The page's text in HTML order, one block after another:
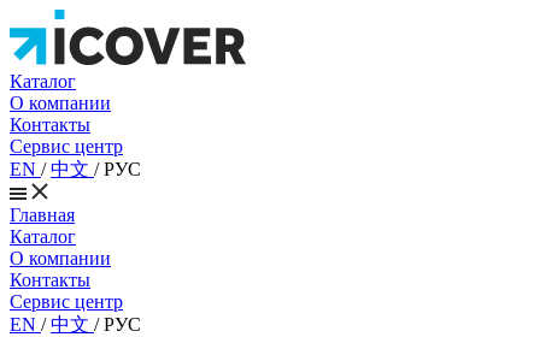
Каталог
О компании
Контакты
Сервис центр
EN /中文 /РУС
Главная
Каталог
О компании
Контакты
Сервис центр
EN /中文 /РУС